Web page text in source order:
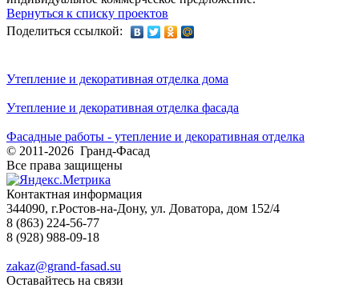
Вернуться к списку проектов
Поделиться ссылкой:
Утепление и декоративная отделка дома
Утепление и декоративная отделка фасада
Фасадные работы - утепление и декоративная отделка
© 2011-2026 Гранд-Фасад
Все права защищены
Контактная информация
344090, г.Ростов-на-Дону, ул. Доватора, дом 152/4
8 (863) 224-56-77
8 (928) 988-09-18
zakaz@grand-fasad.su
Оставайтесь на связи